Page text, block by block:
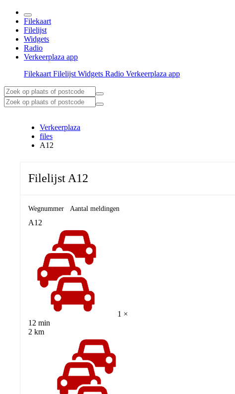
Filekaart
Filelijst
Widgets
Radio
Verkeerplaza app
Filekaart Filelijst Widgets Radio Verkeerplaza app
Verkeerplaza
files
A12
Filelijst A12
Wegnummer Aantal meldingen
A12
1 ×
12 min
2 km